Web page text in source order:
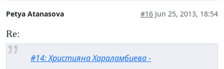
Petya Atanasova #16 Jun 25, 2013, 18:54
Re:
#14: Християна Хараламбиева -